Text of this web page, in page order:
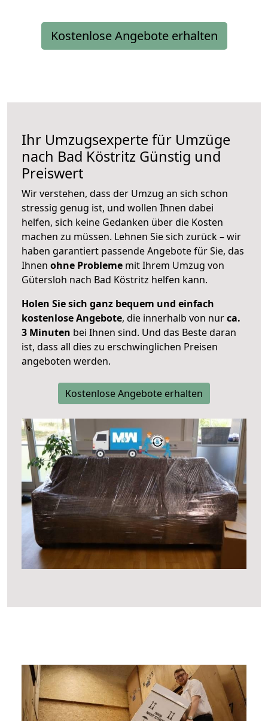
Kostenlose Angebote erhalten
Ihr Umzugsexperte für Umzüge
nach Bad Köstritz Günstig und
Preiswert
Wir verstehen, dass der Umzug an sich schon
stressig genug ist, und wollen Ihnen dabei
helfen, sich keine Gedanken über die Kosten
machen zu müssen. Lehnen Sie sich zurück – wir
haben garantiert passende Angebote für Sie, das
Ihnen ohne Probleme mit Ihrem Umzug von
Gütersloh nach Bad Köstritz helfen kann.
Holen Sie sich ganz bequem und einfach
kostenlose Angebote, die innerhalb von nurca.
3 Minuten bei Ihnen sind. Und das Beste daran
ist, dass all dies zu erschwinglichen Preisen
angeboten werden.
Kostenlose Angebote erhalten